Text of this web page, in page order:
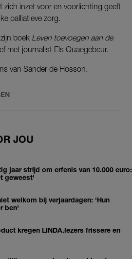
zich inzet voor en voorlichting geeft
palliatieve zorg.
boek Leven toevoegen aan de
met journalist Els Quaegebeur.
van Sander de Hosson.
JOU
jaar strijd om erfenis van 10.000 euro:
geweest'
welkom bij verjaardagen: 'Hun
ben'
kregen LINDA.lezers frissere en